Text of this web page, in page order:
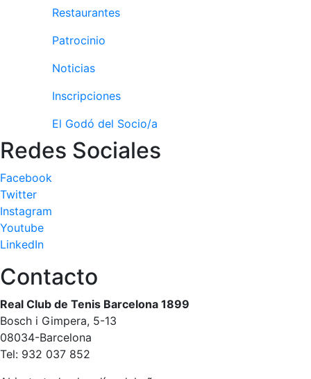
fisiosalud
personales
Actividades
Piscina
Normativa
Restaurantes
Restaurante
El Snack
Casa Arilla
Bar Piscina
Patrocinio
Restaurantes
Patrocinio
Noticias
Inscripciones
El Godó del Socio/a
Redes Sociales
Facebook
Twitter
Instagram
Youtube
LinkedIn
Contacto
Real Club de Tenis Barcelona 1899
Bosch i Gimpera, 5-13
08034-Barcelona
Tel: 932 037 852